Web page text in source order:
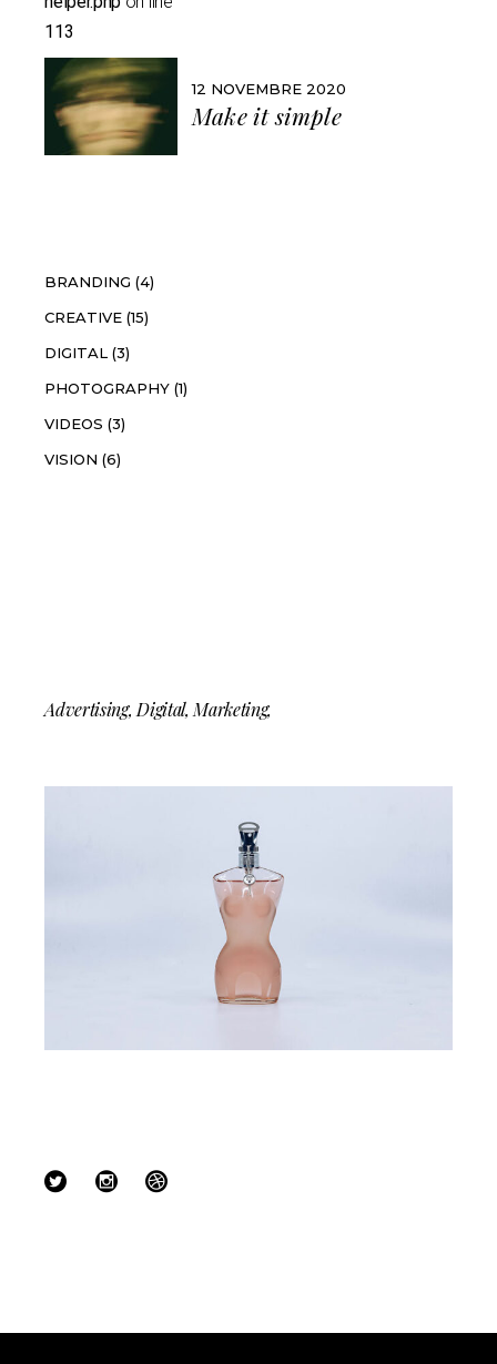
113
12 NOVEMBRE 2020
Make it simple
BRANDING (4)
CREATIVE (15)
DIGITAL (3)
PHOTOGRAPHY (1)
VIDEOS (3)
VISION (6)
Advertising Digital Marketing